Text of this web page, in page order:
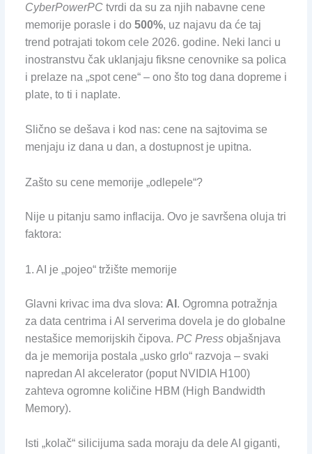
CyberPowerPCtvrdi da su za njih nabavne cene
memorije porasle i do 500%, uz najavu da će taj
trend potrajati tokom cele 2026. godine. Neki lanci u
inostranstvu čak uklanjaju fiksne cenovnike sa polica
i prelaze na „spot cene“ – ono što tog dana dopreme i
plate, to ti i naplate.
Slično se dešava i kod nas: cene na sajtovima se
menjaju iz dana u dan, a dostupnost je upitna.
Zašto su cene memorije „odlepele“?
Nije u pitanju samo inflacija. Ovo je savršena oluja tri
faktora:
1. AI je „pojeo“ tržište memorije
Glavni krivac ima dva slova: AI . Ogromna potražnja
za data centrima i AI serverima dovela je do globalne
nestašice memorijskih čipova. PC Pressobjašnjava
da je memorija postala „usko grlo“ razvoja – svaki
napredan AI akcelerator (poput NVIDIA H100)
zahteva ogromne količine HBM (High Bandwidth
Memory).
Isti „kolač“ silicijuma sada moraju da dele AI giganti,